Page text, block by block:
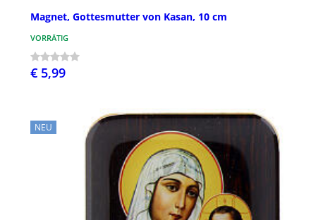
Magnet, Gottesmutter von Kasan, 10 cm
VORRÄTIG
€ 5,99
NEU